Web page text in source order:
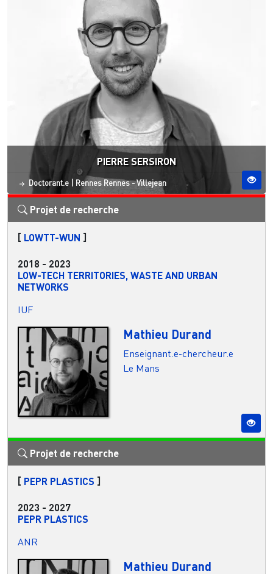
PIERRE SERSIRON
Statut
Doctorant.e Site ESO
Rennes Rennes - Villejean
Projet de recherche
[ LOWTT-WUN ]
2018 - 2023
LOW-TECH TERRITORIES, WASTE AND URBAN
NETWORKS
IUF
Mathieu Durand
Enseignant.e-chercheur.e
Le Mans
Projet de recherche
[ PEPR PLASTICS ]
2023 - 2027
PEPR PLASTICS
ANR
Mathieu Durand